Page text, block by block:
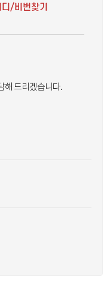
해 드리겠습니다.